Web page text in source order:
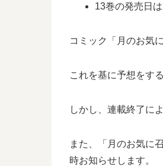
13巻の発売日
コミック「月のお気
これを基に予想をす
しかし、連載終了に
また、「月のお気に
時お知らせします。